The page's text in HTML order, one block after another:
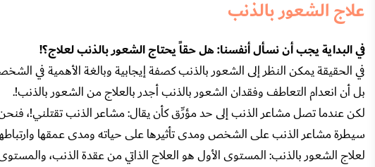
علاج الشعور بالذنب
في البداية يجب أن نسأل أنفسنا: هل حقاً يحتاج الشعور بالذنب لعلاج؟!
في الحقيقة يمكن النظر إلى الشعور بالذنب كصفة إيجابية وبالغة الأهمية في
بل أن انعدام التعاطف وفقدان الشعور بالذنب أجدر بالعلاج من الشعور بالذنب!.
لكن عندما تصل مشاعر الذنب إلى حد مؤرِّق كأن يقال: مشاعر الذنب تقتلني!،
سيطرة مشاعر الذنب على الشخص ومدى تأثيرها على حياته ومدى عمقها
لعلاج الشعور بالذنب: المستوى الأول هو العلاج الذاتي من عقدة الذنب،